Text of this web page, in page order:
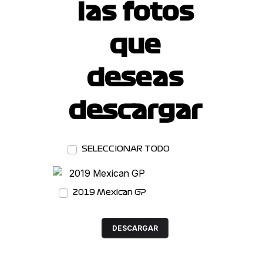
las fotos
que
deseas
descargar
SELECCIONAR TODO
2019 Mexican GP
DESCARGAR